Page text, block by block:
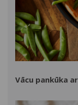
Vācu pankūka